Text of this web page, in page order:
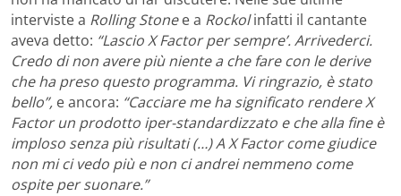
interviste a Rolling Stonee a Rockolinfatti il cantante
aveva detto: “Lascio X Factor per sempre’. Arrivederci.
Credo di non avere più niente a che fare con le derive
che ha preso questo programma. Vi ringrazio, è stato
bello”, e ancora: “Cacciare me ha significato rendere X
Factor un prodotto iper-standardizzato e che alla fine è
imploso senza più risultati (…) A X Factor come giudice
non mi ci vedo più e non ci andrei nemmeno come
ospite per suonare.”